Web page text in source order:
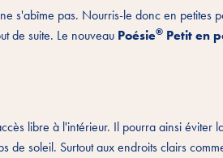
s'abîme pas. Nourris-le donc en petites
de suite. Le nouveau Poésie® Petit en
libre à l'intérieur. Il pourra ainsi éviter
de soleil. Surtout aux endroits clairs